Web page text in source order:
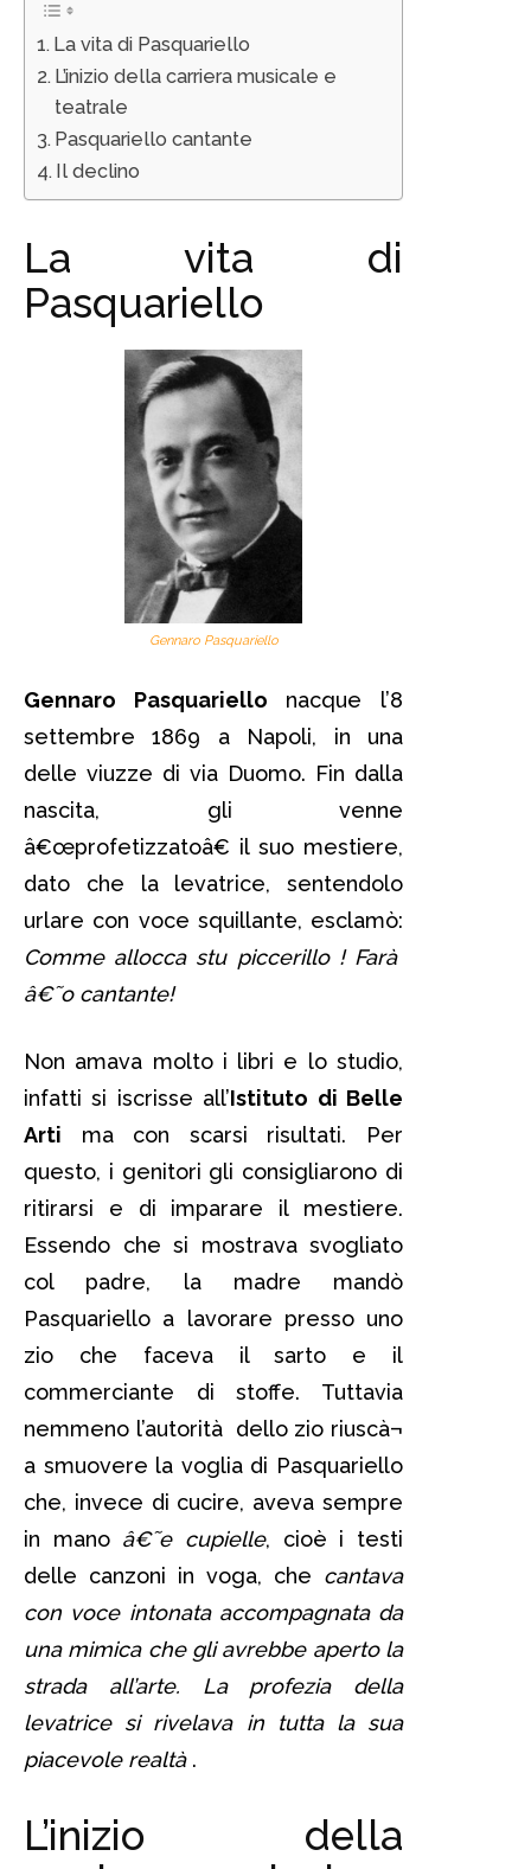
La vita di Pasquariello
L’inizio della carriera musicale e
teatrale
Pasquariello cantante
Il declino
La vita di
Pasquariello
Gennaro Pasquariello
Gennaro Pasquariello nacque l’8
settembre 1869 a Napoli, in una
delle viuzze di via Duomo. Fin dalla
nascita, gli venne
â€œprofetizzatoâ€ il suo mestiere,
dato che la levatrice, sentendolo
urlare con voce squillante, esclamò:
Comme allocca stu piccerillo ! Farà
â€˜o cantante!
Non amava molto i libri e lo studio,
infatti si iscrisse all’Istituto di Belle
Arti ma con scarsi risultati. Per
questo, i genitori gli consigliarono di
ritirarsi e di imparare il mestiere.
Essendo che si mostrava svogliato
col padre, la madre mandò
Pasquariello a lavorare presso uno
zio che faceva il sarto e il
commerciante di stoffe. Tuttavia
nemmeno l’autorità dello zio riuscà¬
a smuovere la voglia di Pasquariello
che, invece di cucire, aveva sempre
in mano â€˜e cupielle, cioè i testi
delle canzoni in voga, che cantava
con voce intonata accompagnata da
una mimica che gli avrebbe aperto la
strada all’arte. La profezia della
levatrice si rivelava in tutta la sua
piacevole realtà .
L’inizio della